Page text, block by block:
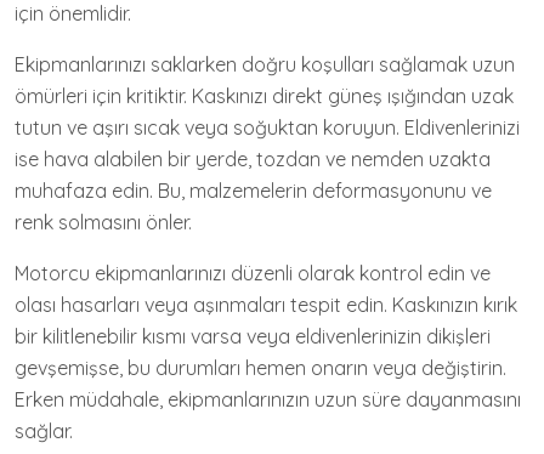
için önemlidir.
Ekipmanlarınızı saklarken doğru koşulları sağlamak uzun
ömürleri için kritiktir. Kaskınızı direkt güneş ışığından uzak
tutun ve aşırı sıcak veya soğuktan koruyun. Eldivenlerinizi
ise hava alabilen bir yerde, tozdan ve nemden uzakta
muhafaza edin. Bu, malzemelerin deformasyonunu ve
renk solmasını önler.
Motorcu ekipmanlarınızı düzenli olarak kontrol edin ve
olası hasarları veya aşınmaları tespit edin. Kaskınızın kırık
bir kilitlenebilir kısmı varsa veya eldivenlerinizin dikişleri
gevşemişse, bu durumları hemen onarın veya değiştirin.
Erken müdahale, ekipmanlarınızın uzun süre dayanmasını
sağlar.